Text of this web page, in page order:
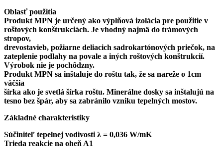
Oblasť použitia
Produkt MPN je určený ako výplňová izolácia pre použitie v
roštových konštrukciách. Je vhodný najmä do trámových
stropov,
drevostavieb, požiarne deliacich sadrokartónových priečok, na
zateplenie podlahy na povale a iných roštových konštrukcií.
Výrobok nie je pochôdzny.
Produkt MPN sa inštaluje do roštu tak, že sa nareže o 1cm
väčšia
šírka ako je svetlá šírka roštu. Minerálne dosky sa inštalujú na
tesno bez špár, aby sa zabránilo vzniku tepelných mostov.
Základné charakteristiky
Súčiniteľ tepelnej vodivosti λ = 0,036 W/mK
Trieda reakcie na oheň A1